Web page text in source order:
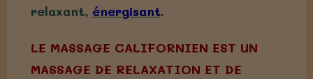
relaxant, énergisant.
LE MASSAGE CALIFORNIEN EST UN
MASSAGE DE RELAXATION ET DE